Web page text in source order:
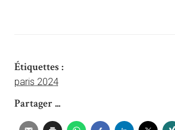
Étiquettes :
paris 2024
Partager ...